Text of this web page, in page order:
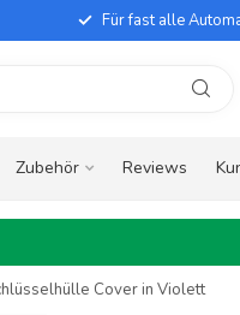
Für fast alle
Zubehör Reviews
Cover in Violett